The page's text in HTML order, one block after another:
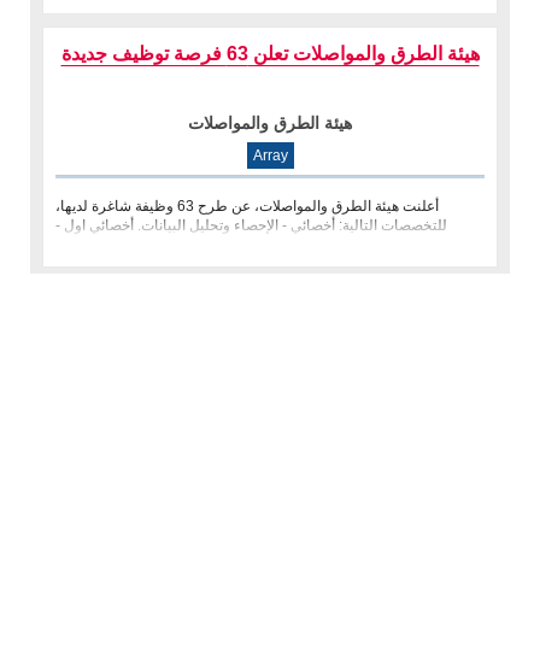
هيئة الطرق والمواصلات تعلن 63 فرصة توظيف جديدة
هيئة الطرق والمواصلات
Array
أعلنت هيئة الطرق والمواصلات، عن طرح 63 وظيفة شاغرة لديها،
للتخصصات التالية: أخصائي - الإحصاء وتحليل البيانات. أخصائي اول -